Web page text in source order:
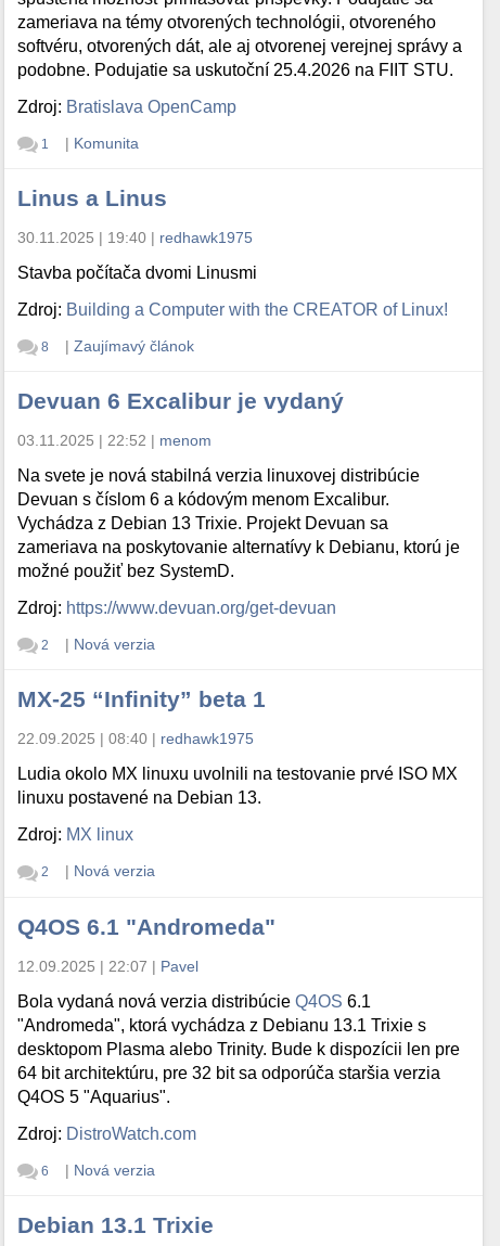
zameriava na témy otvorených technológii, otvoreného
softvéru, otvorených dát, ale aj otvorenej verejnej správy a
podobne. Podujatie sa uskutoční 25.4.2026 na FIIT STU.
Zdroj: Bratislava OpenCamp
1 | Komunita
Linus a Linus
30.11.2025 | 19:40 | redhawk1975
Stavba počítača dvomi Linusmi
Zdroj: Building a Computer with the CREATOR of Linux!
8 | Zaujímavý článok
Devuan 6 Excalibur je vydaný
03.11.2025 | 22:52 | menom
Na svete je nová stabilná verzia linuxovej distribúcie
Devuan s číslom 6 a kódovým menom Excalibur.
Vychádza z Debian 13 Trixie. Projekt Devuan sa
zameriava na poskytovanie alternatívy k Debianu, ktorú je
možné použiť bez SystemD.
Zdroj: https://www.devuan.org/get-devuan
2 | Nová verzia
MX-25 “Infinity” beta 1
22.09.2025 | 08:40 | redhawk1975
Ludia okolo MX linuxu uvolnili na testovanie prvé ISO MX
linuxu postavené na Debian 13.
Zdroj: MX linux
2 | Nová verzia
Q4OS 6.1 "Andromeda"
12.09.2025 | 22:07 | Pavel
Bola vydaná nová verzia distribúcieQ4OS 6.1
"Andromeda", ktorá vychádza z Debianu 13.1 Trixie s
desktopom Plasma alebo Trinity. Bude k dispozícii len pre
64 bit architektúru, pre 32 bit sa odporúča staršia verzia
Q4OS 5 "Aquarius".
Zdroj: DistroWatch.com
6 | Nová verzia
Debian 13.1 Trixie